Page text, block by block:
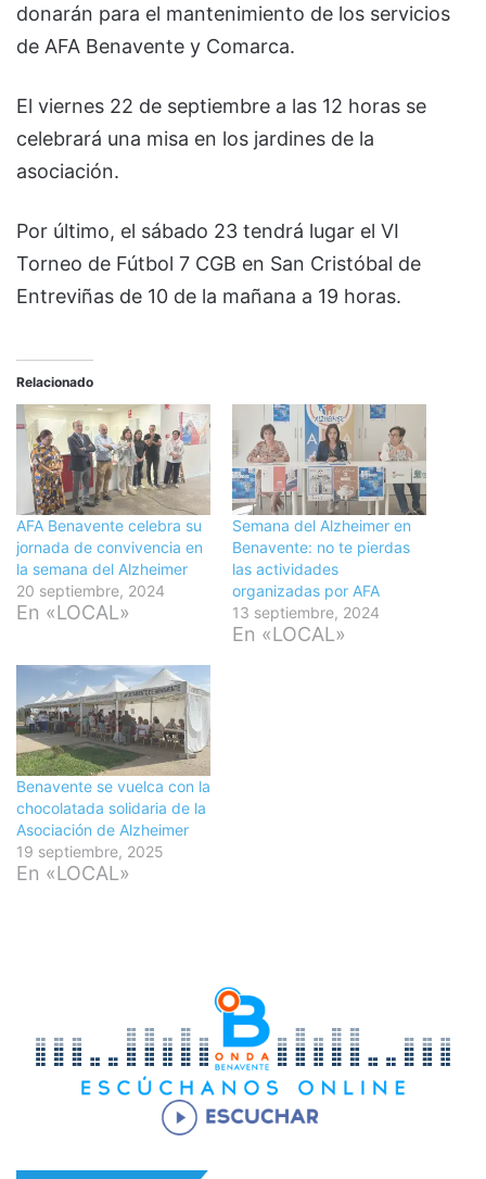
donarán para el mantenimiento de los servicios
de AFA Benavente y Comarca.
El viernes 22 de septiembre a las 12 horas se
celebrará una misa en los jardines de la
asociación.
Por último, el sábado 23 tendrá lugar el VI
Torneo de Fútbol 7 CGB en San Cristóbal de
Entreviñas de 10 de la mañana a 19 horas.
Relacionado
AFA Benavente celebra su
jornada de convivencia en
la semana del Alzheimer
20 septiembre, 2024
En «LOCAL»
Semana del Alzheimer en
Benavente: no te pierdas
las actividades
organizadas por AFA
13 septiembre, 2024
En «LOCAL»
Benavente se vuelca con la
chocolatada solidaria de la
Asociación de Alzheimer
19 septiembre, 2025
En «LOCAL»